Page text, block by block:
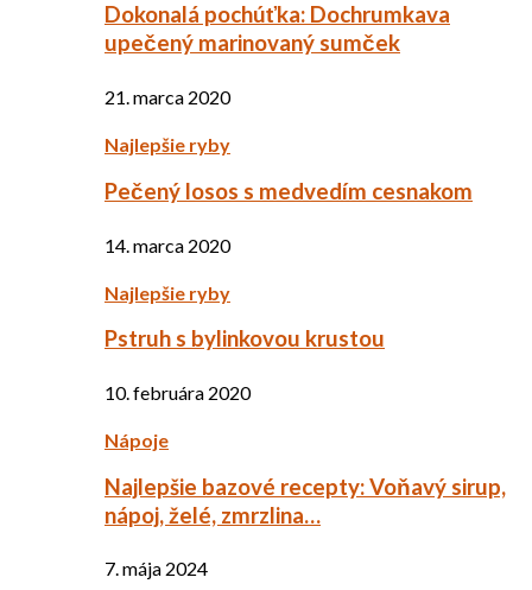
Dokonalá pochúťka: Dochrumkava
upečený marinovaný sumček
21. marca 2020
Najlepšie ryby
Pečený losos s medvedím cesnakom
14. marca 2020
Najlepšie ryby
Pstruh s bylinkovou krustou
10. februára 2020
Nápoje
Najlepšie bazové recepty: Voňavý sirup,
nápoj, želé, zmrzlina…
7. mája 2024